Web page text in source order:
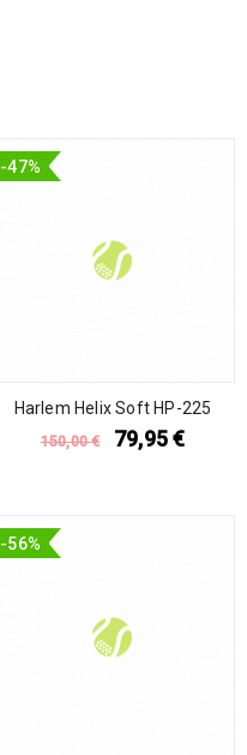
-47%
Harlem Helix Soft HP-225
150,00€ 79,95€
-56%